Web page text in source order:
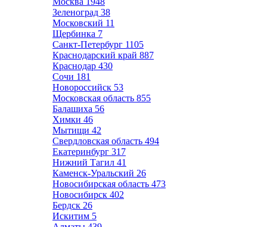
Зеленоград 38
Московский 11
Щербинка 7
Санкт-Петербург 1105
Краснодарский край 887
Краснодар 430
Сочи 181
Новороссийск 53
Московская область 855
Балашиха 56
Химки 46
Мытищи 42
Свердловская область 494
Екатеринбург 317
Нижний Тагил 41
Каменск-Уральский 26
Новосибирская область 473
Новосибирск 402
Бердск 26
Искитим 5